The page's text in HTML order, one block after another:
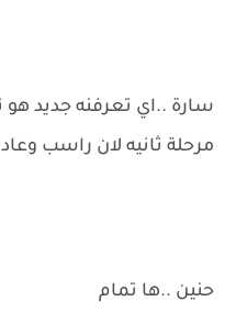
سارة ..اي تعرفنه جديد
مرحلة ثانيه لان راسب
حنين ..ها تمام